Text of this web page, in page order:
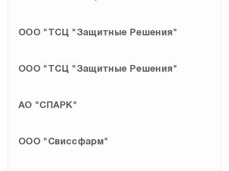
ООО "ТСЦ "Защитные Решения"
ООО "ТСЦ "Защитные Решения"
АО "СПАРК"
ООО "Свиссфарм"